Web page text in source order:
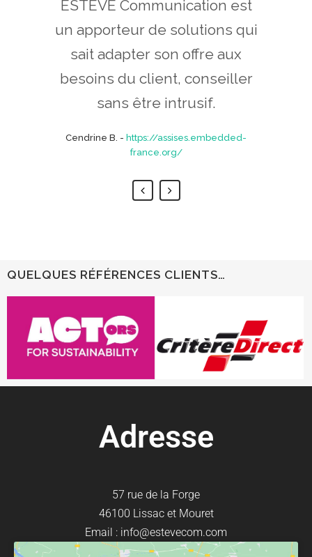
apprécié son soutien
technique tout au long de nos
années de collaboration.
france.org/
ESTEVE Communication est
un apporteur de solutions qui
sait adapter son offre aux
besoins du client, conseiller
sans être intrusif.
Cendrine B. - https://assises.embedded-
france.org/
et envoie chaque semaine
nos 2 newsletters à
l'ensemble de nos clients.
socle technologique robuste
et un engagement sans faille,
pour une expérience client
ajustée au plus près de vos
besoins.
Luc C.-www.embedded-france.org
QUELQUES RÉFÉRENCES CLIENTS…
Adresse
57 rue de la Forge
46100 Lissac et Mouret
Email : info@estevecom.com